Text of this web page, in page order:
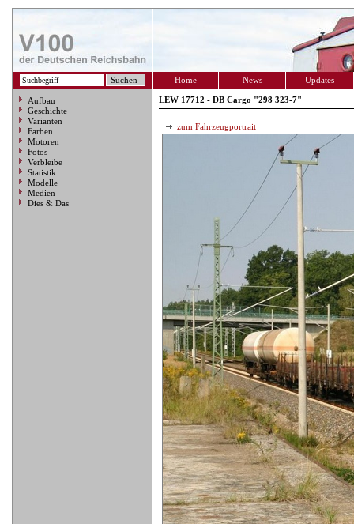
Home News Updates
Aufbau
Geschichte
Varianten
Farben
Motoren
Fotos
Verbleibe
Statistik
Modelle
Medien
Dies & Das
LEW 17712 - DB Cargo "298 323-7"
zum Fahrzeugportrait